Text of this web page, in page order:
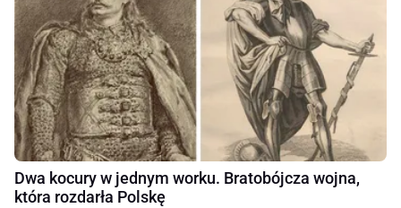
Dwa kocury w jednym worku. Bratobójcza wojna,
która rozdarła Polskę